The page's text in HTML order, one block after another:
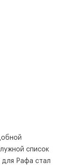
список
Рафа стал